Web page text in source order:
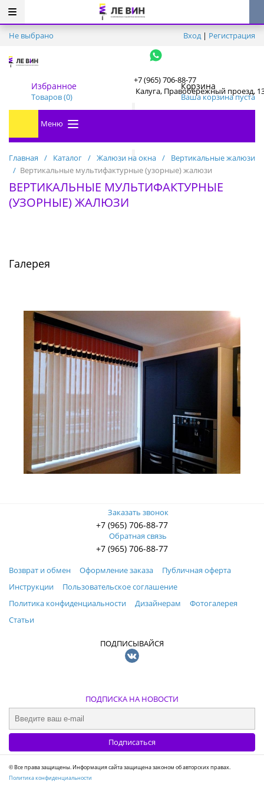
Не выбрано Вход| Регистрация
+7 (965) 706-88-77
Калуга, Правобережный проезд,
Избранное
Товаров (0)
Корзина
Ваша корзина пуста
Меню
Главная / Каталог / Жалюзи на окна /
Вертикальные жалюзи
/ Вертикальные мультифактурные (узорные) жалюзи
ВЕРТИКАЛЬНЫЕ МУЛЬТИФАКТУРНЫЕ
(УЗОРНЫЕ) ЖАЛЮЗИ
Галерея
Заказать звонок
+7 (965) 706-88-77
Обратная связь
+7 (965) 706-88-77
Возврат и обмен Оформление заказа
Публичная оферта
Инструкции
Пользовательское соглашение
Политика конфиденциальности
Дизайнерам
Фотогалерея
Статьи
ПОДПИСЫВАЙСЯ
ПОДПИСКА НА НОВОСТИ
© Все права защищены. Информация сайта защищена законом об авторских правах.
Политика конфиденциальности